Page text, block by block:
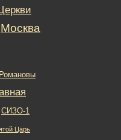
Москва
Романовы
СИЗО-1
Царь